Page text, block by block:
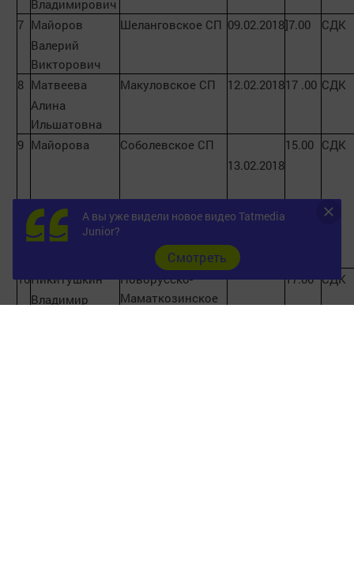
Владимирович
7 Майоров
Валерий
Викторович
Шеланговское СП 09.02.2018]7.00 СДК
8 Матвеева
Алина
Ильшатовна
Макуловское СП 12.02.201817 .00 СДК
9 Майорова
Ольга
Соболевское СП
13.02.2018
15.00 СДК
10Никитушкин
Владимир
Новорусско-
Маматкозинское
17.00 СДК
А вы уже видели новое видео Tatmedia
Junior?
Cмотреть